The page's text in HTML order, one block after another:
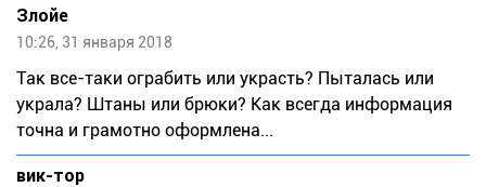
Злойе
10:26, 31 января 2018
Так все-таки ограбить или украсть? Пыталась или
украла? Штаны или брюки? Как всегда информация
точна и грамотно оформлена...
вик-тор